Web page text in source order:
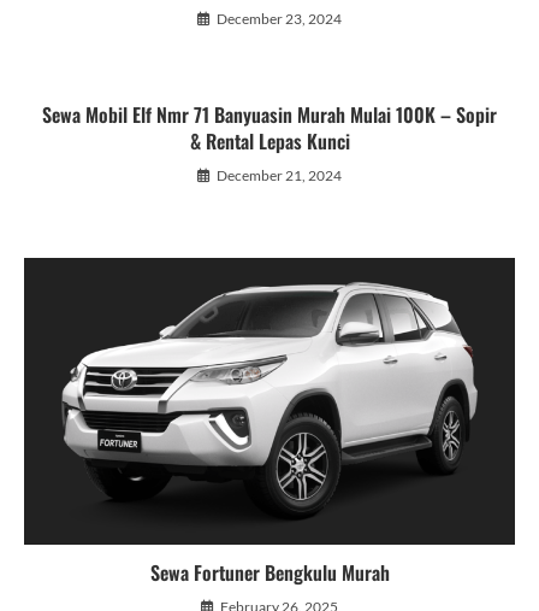
December 23, 2024
Sewa Mobil Elf Nmr 71 Banyuasin Murah Mulai 100K – Sopir
& Rental Lepas Kunci
December 21, 2024
Sewa Fortuner Bengkulu Murah
February 26, 2025